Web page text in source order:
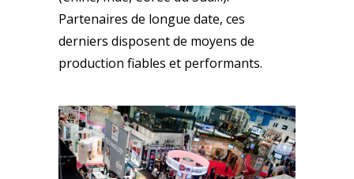
Partenaires de longue date, ces
derniers disposent de moyens de
production fiables et performants.